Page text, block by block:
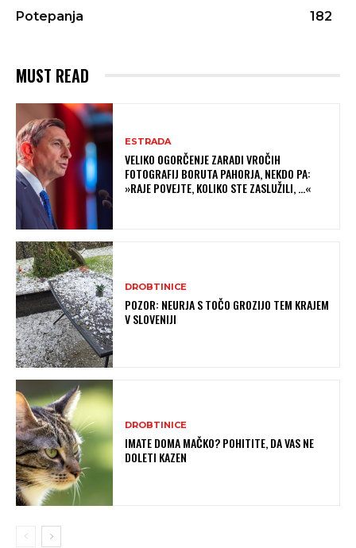
Potepanja
182
MUST READ
ESTRADA
VELIKO OGORČENJE ZARADI VROČIH
FOTOGRAFIJ BORUTA PAHORJA, NEKDO PA:
»RAJE POVEJTE, KOLIKO STE ZASLUŽILI, …«
DROBTINICE
POZOR: NEURJA S TOČO GROZIJO TEM KRAJEM
V SLOVENIJI
DROBTINICE
IMATE DOMA MAČKO? POHITITE, DA VAS NE
DOLETI KAZEN